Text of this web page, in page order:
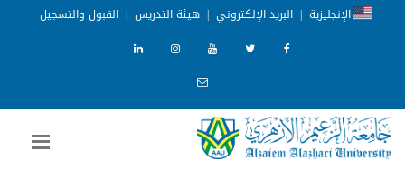
الإنجليزية | البريد الإلكتروني | هيئة التدريس | القبول والتسجيل